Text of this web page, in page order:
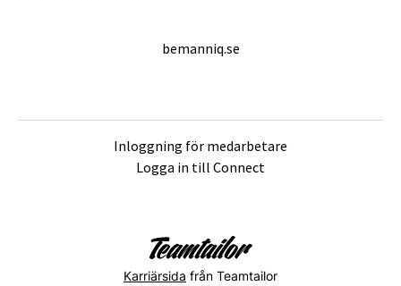
bemanniq.se
Inloggning för medarbetare
Logga in till Connect
Karriärsida från Teamtailor